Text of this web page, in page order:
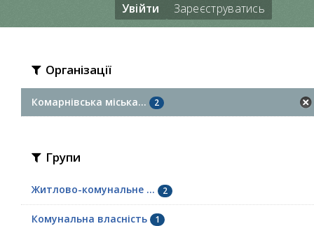
Увійти Зареєструватись
Організації
Комарнівська міська... 2
Групи
Житлово-комунальне ... 2
Комунальна власність 1